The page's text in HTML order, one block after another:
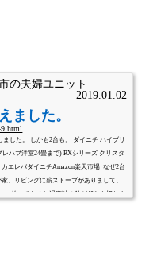
の夫婦ユニット
2019.01.02
ました。
した。 しかも2台も。 ダイニチ ハイブリ
ハブ洋室24畳まで) RXシリーズ クリスタ
カエレバダイニチAmazon楽天市場 なぜ2台
、リビングに薪ストーブがありまして、
放っておくと湿度計の針が40％を切りま